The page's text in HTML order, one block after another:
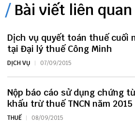
Bài viết liên quan
Dịch vụ quyết toán thuế cuối
tại Đại lý thuế Công Minh
DỊCH VỤ 07/09/2015
Nộp báo cáo sử dụng chứng từ
khấu trừ thuế TNCN năm 2015
THUẾ 08/09/2015